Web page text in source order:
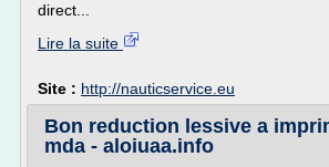
direct...
Lire la suite
Site : http://nauticservice.eu
Bon reduction lessive a
mda - aloiuaa.info